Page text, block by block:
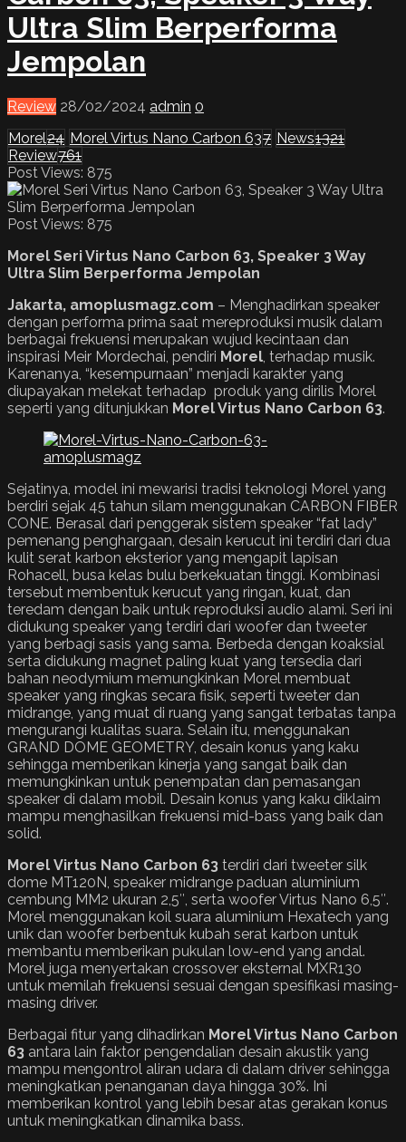
Ultra Slim Berperforma
Jempolan
Review 28/02/2024 admin 0
Morel24 Morel Virtus Nano Carbon 637 News1321
Review761
Post Views: 875
Post Views: 875
Morel Seri Virtus Nano Carbon 63, Speaker 3 Way
Ultra Slim Berperforma Jempolan
Jakarta, amoplusmagz.com – Menghadirkan speaker
dengan performa prima saat mereproduksi musik dalam
berbagai frekuensi merupakan wujud kecintaan dan
inspirasi Meir Mordechai, pendiri Morel , terhadap musik.
Karenanya, “kesempurnaan” menjadi karakter yang
diupayakan melekat terhadap produk yang dirilis Morel
seperti yang ditunjukkan Morel Virtus Nano Carbon 63.
Sejatinya, model ini mewarisi tradisi teknologi Morel yang
berdiri sejak 45 tahun silam menggunakan CARBON FIBER
CONE. Berasal dari penggerak sistem speaker “fat lady”
pemenang penghargaan, desain kerucut ini terdiri dari dua
kulit serat karbon eksterior yang mengapit lapisan
Rohacell, busa kelas bulu berkekuatan tinggi. Kombinasi
tersebut membentuk kerucut yang ringan, kuat, dan
teredam dengan baik untuk reproduksi audio alami. Seri ini
didukung speaker yang terdiri dari woofer dan tweeter
yang berbagi sasis yang sama. Berbeda dengan koaksial
serta didukung magnet paling kuat yang tersedia dari
bahan neodymium memungkinkan Morel membuat
speaker yang ringkas secara fisik, seperti tweeter dan
midrange, yang muat di ruang yang sangat terbatas tanpa
mengurangi kualitas suara. Selain itu, menggunakan
GRAND DOME GEOMETRY, desain konus yang kaku
sehingga memberikan kinerja yang sangat baik dan
memungkinkan untuk penempatan dan pemasangan
speaker di dalam mobil. Desain konus yang kaku diklaim
mampu menghasilkan frekuensi mid-bass yang baik dan
solid.
Morel Virtus Nano Carbon 63 terdiri dari tweeter silk
dome MT120N, speaker midrange paduan aluminium
cembung MM2 ukuran 2,5″, serta woofer Virtus Nano 6,5″.
Morel menggunakan koil suara aluminium Hexatech yang
unik dan woofer berbentuk kubah serat karbon untuk
membantu memberikan pukulan low-end yang andal.
Morel juga menyertakan crossover eksternal MXR130
untuk memilah frekuensi sesuai dengan spesifikasi masing-
masing driver.
Berbagai fitur yang dihadirkan MorelVirtus Nano Carbon
63 antara lain faktor pengendalian desain akustik yang
mampu mengontrol aliran udara di dalam driver sehingga
meningkatkan penanganan daya hingga 30%. Ini
memberikan kontrol yang lebih besar atas gerakan konus
untuk meningkatkan dinamika bass.